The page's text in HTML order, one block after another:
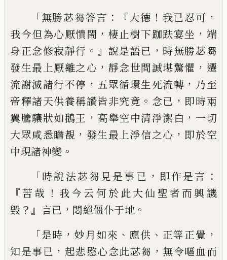
「無勝苾芻答言 ：『大德 ！ 我已忍可 ，
我今但為心厭憒閙 ， 棲止樹下跏趺宴坐 ， 端
身正念修寂靜行 。』 說是語已 ， 時無勝苾芻
發生最上厭離之心 ， 靜念世間誠堪驚懼 ， 遷
流謝滅諸行不停 ， 五眾循環生死流轉 ， 乃至
帝釋諸天供養稱讚皆非究竟 。 念已 ， 即時兩
翼騰驤狀如鵝王 ， 高舉空中清淨潔白 ， 一切
大眾咸悉瞻覩 ， 發生最上淨信之心 ， 即於空
中現諸神變 。
「時說法苾芻見是事已 ， 即作是言 ：
『苦哉 ！ 我今云何於此大仙聖者而興譏
毀 ？』 言已 ， 悶絕僵仆于地 。
「是時 ， 妙月如來 、 應供 、 正等正覺 ，
知是事已 ， 起悲愍心念此苾芻 ， 無令嘔血而